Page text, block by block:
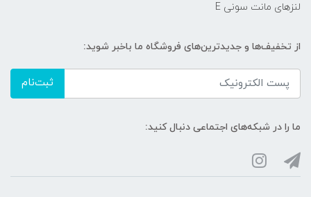
لنزهای مانت سونی E
از تخفیف‌ها و جدیدترین‌های فروشگاه ما باخبر شوید:
ثبت‌نام
ما را در شبکه‌های اجتماعی دنبال کنید: